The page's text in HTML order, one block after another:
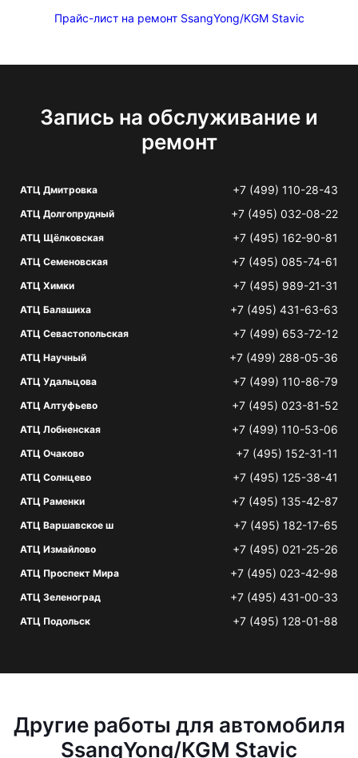
Прайс-лист на ремонт SsangYong/KGM Stavic
Запись на обслуживание и
ремонт
АТЦ Дмитровка +7 (499) 110-28-43
АТЦ Долгопрудный +7 (495) 032-08-22
АТЦ Щёлковская +7 (495) 162-90-81
АТЦ Семеновская +7 (495) 085-74-61
АТЦ Химки +7 (495) 989-21-31
АТЦ Балашиха +7 (495) 431-63-63
АТЦ Севастопольская +7 (499) 653-72-12
АТЦ Научный +7 (499) 288-05-36
АТЦ Удальцова +7 (499) 110-86-79
АТЦ Алтуфьево +7 (495) 023-81-52
АТЦ Лобненская +7 (499) 110-53-06
АТЦ Очаково +7 (495) 152-31-11
АТЦ Солнцево +7 (495) 125-38-41
АТЦ Раменки +7 (495) 135-42-87
АТЦ Варшавское ш +7 (495) 182-17-65
АТЦ Измайлово +7 (495) 021-25-26
АТЦ Проспект Мира +7 (495) 023-42-98
АТЦ Зеленоград +7 (495) 431-00-33
АТЦ Подольск +7 (495) 128-01-88
Другие работы для автомобиля
SsangYong/KGM Stavic